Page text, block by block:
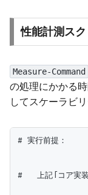
性能計測スク
Measure-Command
の処理にかかる
してスケーラビ
# 実行前提：
#   上記「コア実